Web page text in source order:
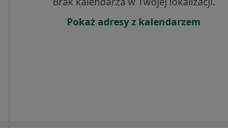
Pokaż adresy z kalendarzem